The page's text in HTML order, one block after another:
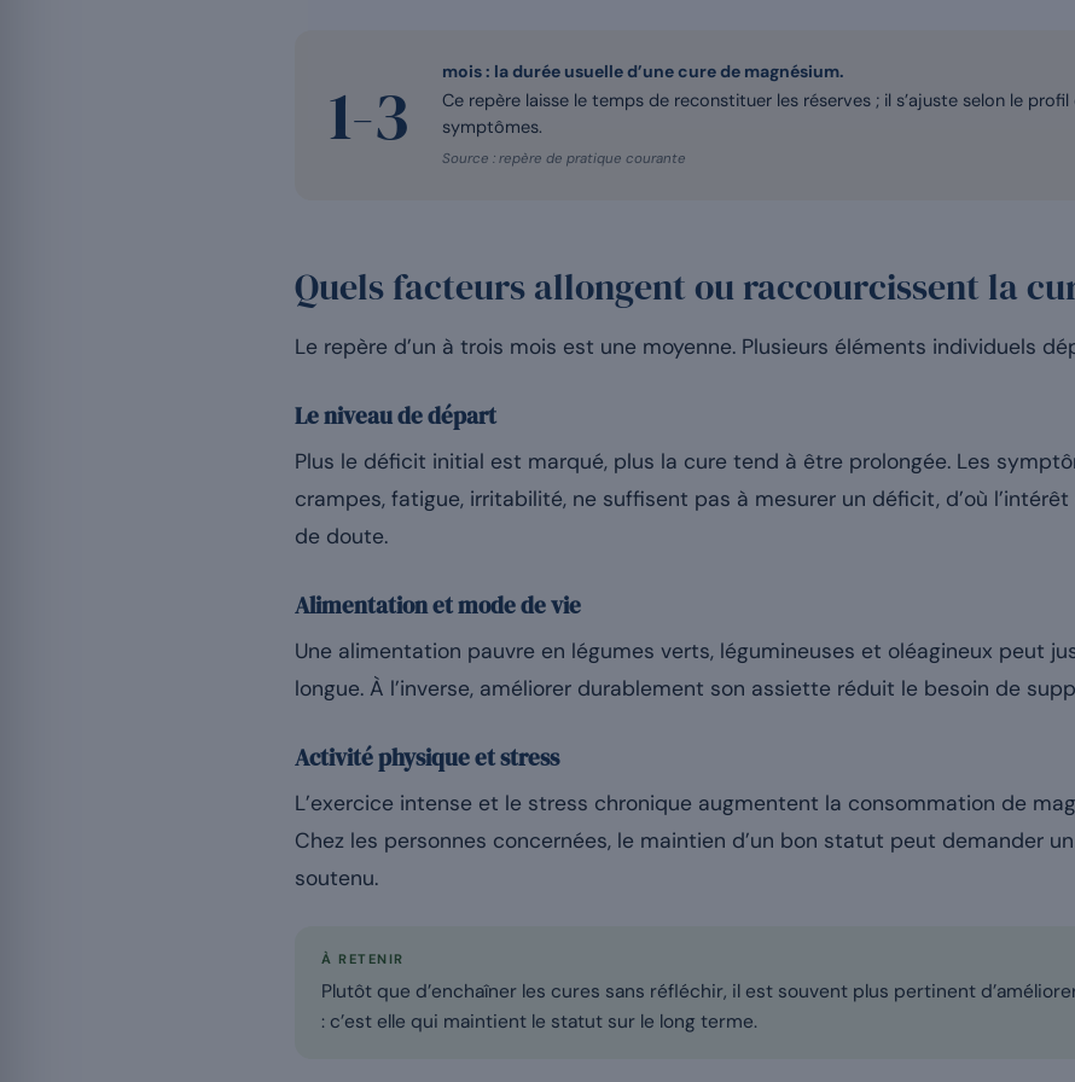
1-3
mois : la durée usuelle d’une cure de magnésium.
Ce repère laisse le temps de reconstituer les réserves ; il s’ajuste selon le profil
symptômes.
Source : repère de pratique courante
Quels facteurs allongent ou raccourcissent la
Le repère d’un à trois mois est une moyenne. Plusieurs éléments individuels
Le niveau de départ
Plus le déficit initial est marqué, plus la cure tend à être prolongée. Les
crampes, fatigue, irritabilité, ne suffisent pas à mesurer un déficit, d’où
de doute.
Alimentation et mode de vie
Une alimentation pauvre en légumes verts, légumineuses et oléagineux peut
longue. À l’inverse, améliorer durablement son assiette réduit le besoin de
Activité physique et stress
L’exercice intense et le stress chronique augmentent la consommation de
Chez les personnes concernées, le maintien d’un bon statut peut demander
soutenu.
À RETENIR
Plutôt que d’enchaîner les cures sans réfléchir, il est souvent plus pertinent
: c’est elle qui maintient le statut sur le long terme.